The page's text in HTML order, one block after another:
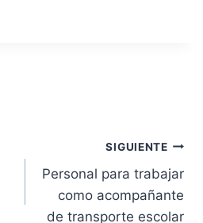
SIGUIENTE
Personal para trabajar
como acompañante
de transporte escolar